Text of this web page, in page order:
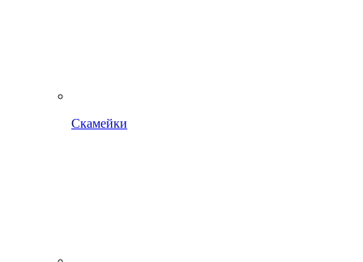
Скамейки